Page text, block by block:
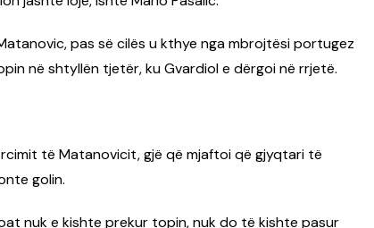
pas së cilës u kthye nga mbrojtësi portugez
në shtyllën tjetër, ku Gvardiol e dërgoi në rrjetë.
të Matanovicit, gjë që mjaftoi që gjyqtari të
golin.
nuk e kishte prekur topin, nuk do të kishte pasur